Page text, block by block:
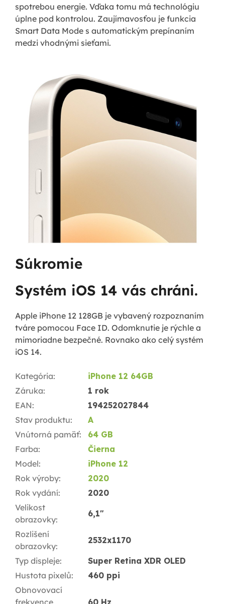
spotrebou energie. Vďaka tomu má technológiu
úplne pod kontrolou. Zaujímavosťou je funkcia
Smart Data Mode s automatickým prepínaním
medzi vhodnými sieťami.
Súkromie
Systém iOS 14 vás chráni.
Apple iPhone 12 128GB je vybavený rozpoznaním
tváre pomocou Face ID. Odomknutie je rýchle a
mimoriadne bezpečné. Rovnako ako celý systém
iOS 14.
Kategória:
iPhone 12 64GB
Záruka:
1 rok
EAN:
194252027844
Stav produktu:
A
Vnútorná pamäť:
64 GB
Farba:
Čierna
Model:
iPhone 12
Rok výroby:
2020
Rok vydání:
2020
Velikost
obrazovky:
6,1"
Rozlišení
obrazovky:
2532x1170
Typ displeje:
Super Retina XDR OLED
Hustota pixelů:
460 ppi
Obnovovací